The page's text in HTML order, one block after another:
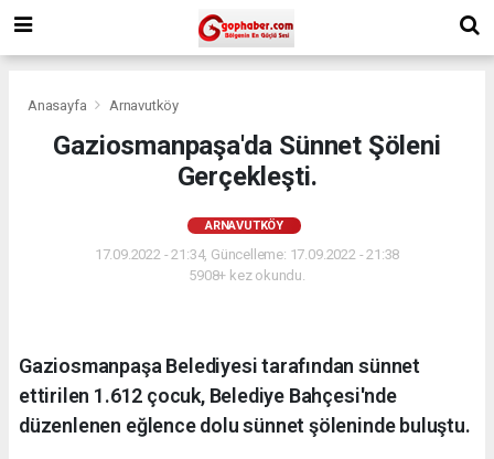
Anasayfa Arnavutköy
Gaziosmanpaşa'da Sünnet Şöleni
Gerçekleşti.
ARNAVUTKÖY
17.09.2022 - 21:34, Güncelleme: 17.09.2022 - 21:38
5908+ kez okundu.
Gaziosmanpaşa Belediyesi tarafından sünnet
ettirilen 1.612 çocuk, Belediye Bahçesi'nde
düzenlenen eğlence dolu sünnet şöleninde buluştu.